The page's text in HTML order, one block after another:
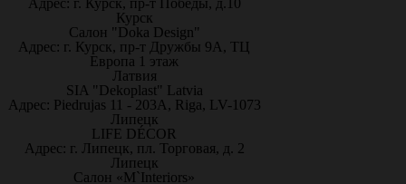
Адрес: г. Курск, пр-т Победы, д.10
Курск
Салон "Doka Design"
Адрес: г. Курск, пр-т Дружбы 9А, ТЦ
Европа 1 этаж
Латвия
SIA "Dekoplast" Latvia
Адрес: Piedrujas 11 - 203A, Riga, LV-1073
Липецк
LIFE DÉCOR
Адрес: г. Липецк, пл. Торговая, д. 2
Липецк
Салон «M`Interiors»